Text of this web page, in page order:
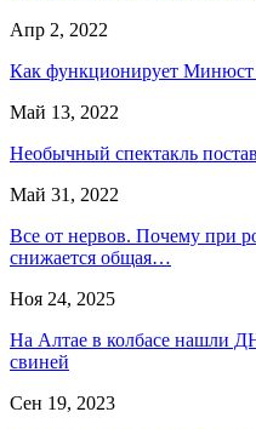
Апр 2, 2022
Как функционирует Минюст
Май 13, 2022
Необычный спектакль
Май 31, 2022
Все от нервов. Почему при
снижается общая…
Ноя 24, 2025
На Алтае в колбасе нашли
свиней
Сен 19, 2023